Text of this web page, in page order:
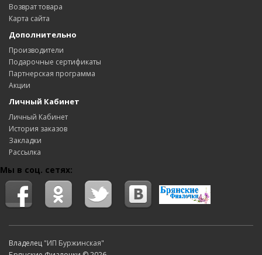
Возврат товара
Карта сайта
Дополнительно
Производители
Подарочные сертификаты
Партнерская программа
Акции
Личный Кабинет
Личный Кабинет
История заказов
Закладки
Рассылка
Мы в соц. сетях:
Владелец "ИП Буржинская"